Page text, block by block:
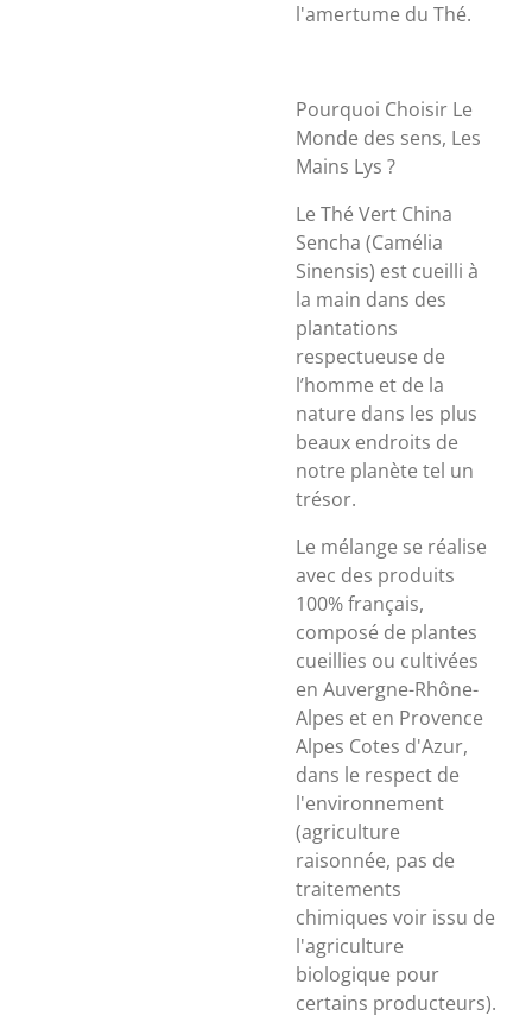
l'amertume du Thé.
Pourquoi Choisir Le
Monde des sens, Les
Mains Lys ?
Le Thé Vert China
Sencha (Camélia
Sinensis) est cueilli à
la main dans des
plantations
respectueuse de
l’homme et de la
nature dans les plus
beaux endroits de
notre planète tel un
trésor.
Le mélange se réalise
avec des produits
100% français,
composé de plantes
cueillies ou cultivées
en Auvergne-Rhône-
Alpes et en Provence
Alpes Cotes d'Azur,
dans le respect de
l'environnement
(agriculture
raisonnée, pas de
traitements
chimiques voir issu de
l'agriculture
biologique pour
certains producteurs).